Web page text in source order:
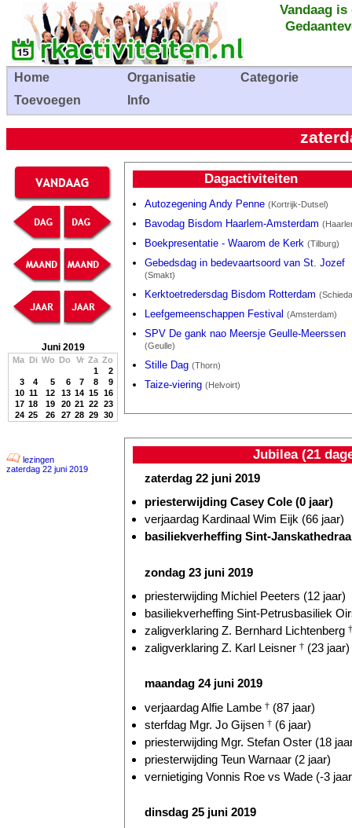
Vandaag
Home Organisatie
Categorie
Toevoegen
Info
Juni 2019
Ma Di Wo Do Vr Za Zo
1
2
3
4 5 6 7 8
9
10 11 12 13 14 15 16
17 18 19 20 21 22 23
24 25 26 27 28 29 30
lezingen
zaterdag 22 juni 2019
Dagactiviteiten
Autozegening Andy Penne (Kortrijk-Dutsel)
Bavodag Bisdom Haarlem-Amsterdam
Boekpresentatie - Waarom de Kerk (Tilburg)
Gebedsdag in bedevaartsoord van St. Jozef
(Smakt)
Kerktoetredersdag Bisdom Rotterdam
Leefgemeenschappen Festival (Amsterdam)
SPV De gank nao Meersje Geulle-Meerssen
(Geulle)
Stille Dag (Thorn)
Taize-viering (Helvoirt)
Jubilea (21
zaterdag 22 juni 2019
priesterwijding Casey Cole (0 jaar)
verjaardag Kardinaal Wim Eijk (66 jaar)
basiliekverheffing Sint-
zondag 23 juni 2019
priesterwijding Michiel Peeters (12 jaar)
basiliekverheffing Sint-Petrusbasiliek
zaligverklaring Z. Bernhard Lichtenberg †
zaligverklaring Z. Karl Leisner † (23 jaar)
maandag 24 juni 2019
verjaardag Alfie Lambe † (87 jaar)
sterfdag Mgr. Jo Gijsen † (6 jaar)
priesterwijding Mgr. Stefan Oster (18
priesterwijding Teun Warnaar (2 jaar)
vernietiging Vonnis Roe vs Wade (-3
dinsdag 25 juni 2019